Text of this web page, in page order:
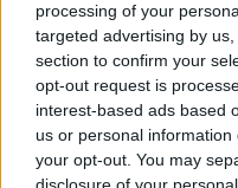
processing of your
targeted advertising by
section to confirm your
opt-out request is
interest-based ads based
us or personal
your opt-out. You may